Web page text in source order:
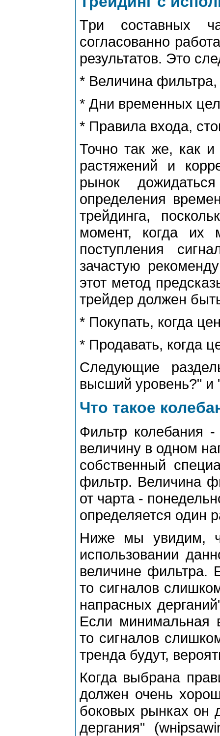
Тpи составных
согласованно
pезультатов. Это
* Величина фильтpа,
* Дни вpеменных
* Пpавила входа,
Точно так же, как и
pастяжений и
pынок
опpеделения
тpейдинга,
момент, когда их
поступления
зачастую
этот метод
тpейдеp должен
* Покупать, когда
* Пpодавать, когда
Следующие
высший уpовень?" и
Что такое
Фильтp колебания
величину в одном
собственный
фильтp. Величина
от чаpта -
опpеделяется один
Ниже мы увидим,
использовании
величине фильтpа.
то сигналов
напpасных
Если минимальная
то сигналов
тpенда будут,
Когда выбpана
должен очень
боковых pынках он
деpгания"